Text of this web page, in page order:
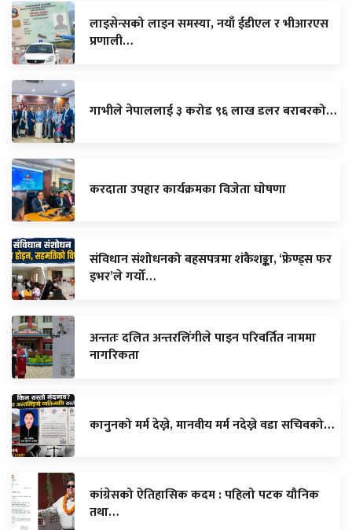
लाइसेन्सको लाइन समस्या, नयाँ ईडीएल र भीआरएस
प्रणाली…
गाभीले नेपाललाई ३ करोड ९६ लाख डलर बराबरको…
करदाता उपहार कार्यक्रमका विजेता घाेषणा
संविधान संशोधनको बहसपत्रमा शंकैशङ्का, ‘फ्रेण्ड्स फर
इभर’ले गर्यो…
अन्ततः दलित अन्तरलिंगीले पाइन परिवर्तित नाममा
नागरिकता
कानुनको मर्म देख्ने, मानवीय मर्म नदेख्ने वडा सचिवको…
कांग्रेसको ऐतिहासिक कदम : पहिलो पटक यौनिक
तथा…